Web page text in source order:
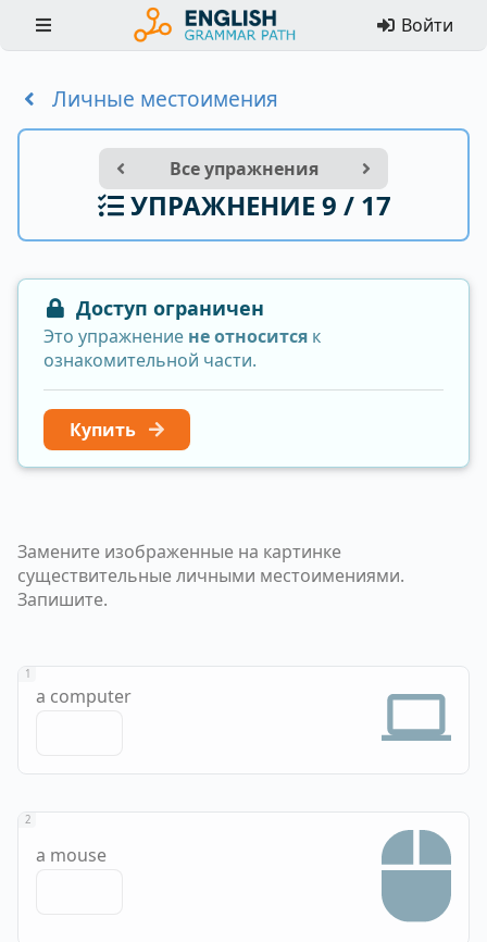
Войти
Личные местоимения
Все упражнения
УПРАЖНЕНИЕ 9 / 17
Доступ ограничен
Это упражнение не относится к
ознакомительной части.
Купить
Замените изображенные на картинке
существительные личными местоимениями.
Запишите.
1
a computer
2
a mouse